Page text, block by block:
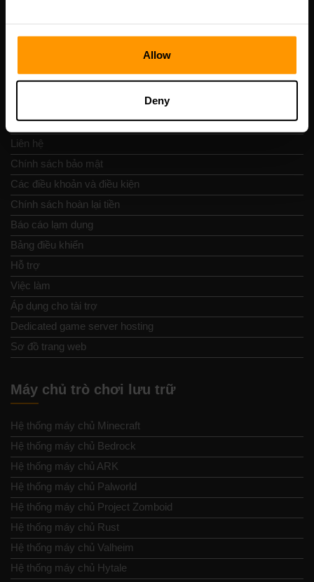
Allow
Deny
Nav nhanh chóng
Đánh giá
Liên hệ
Chính sách bảo mật
Các điều khoản và điều kiện
Chính sách hoàn lại tiền
Báo cáo lạm dụng
Bảng điều khiển
Hỗ trợ
Việc làm
Áp dụng cho tài trợ
Dedicated game server hosting
Sơ đồ trang web
Máy chủ trò chơi lưu trữ
Hệ thống máy chủ Minecraft
Hệ thống máy chủ Bedrock
Hệ thống máy chủ ARK
Hệ thống máy chủ Palworld
Hệ thống máy chủ Project Zomboid
Hệ thống máy chủ Rust
Hệ thống máy chủ Valheim
Hệ thống máy chủ Hytale